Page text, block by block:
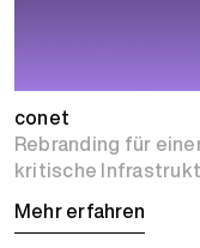
conet
Rebranding für
kritische
Mehr erfahren